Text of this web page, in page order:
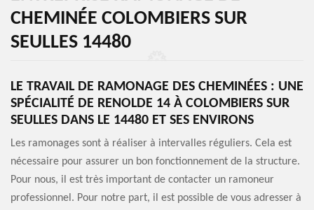
CHEMINÉE COLOMBIERS SUR
SEULLES 14480
LE TRAVAIL DE RAMONAGE DES CHEMINÉES : UNE
SPÉCIALITÉ DE RENOLDE 14 À COLOMBIERS SUR
SEULLES DANS LE 14480 ET SES ENVIRONS
Les ramonages sont à réaliser à intervalles réguliers. Cela est
nécessaire pour assurer un bon fonctionnement de la structure.
Pour nous, il est très important de contacter un ramoneur
professionnel. Pour notre part, il est possible de vous adresser à